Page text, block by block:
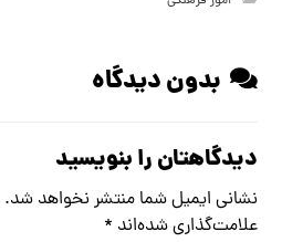
بدون دیدگاه
دیدگاهتان را بنویسید
نشانی ایمیل شما منتشر نخواهد شد.
علامت‌گذاری شده‌اند *